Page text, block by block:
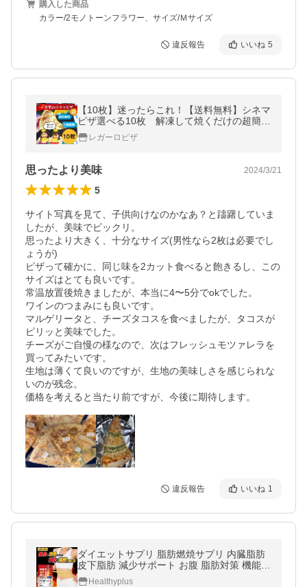
購入した商品
カラー/2モノトーンフラワー、サイズ/Ｍサイズ
違反報告 いいね 5
【10枚】迷ったらこれ！【送料無料】シネマ
ピザ選べる10枚 解凍して焼くだけの超簡単
おすすめpizza
レガーロピザ
思ったより美味 2024/3/21
5
サイト写真を見て、子供向けなのかなあ？と躊躇していま
したが、美味でビックリ。
思ったより大きく、十分なサイズ(男性なら2枚は必要でし
ょうが)
ピザって確かに、同じ味を2カット食べると飽きるし、この
サイズはとても良いです。
常温放置後焼きましたが、本当に4〜5分でokでした。
ワインのつまみにも良いです。
マルゲリータと、チーズタコスを食べましたが、タコスが
ピリッと美味でした。
チーズがご自慢の様なので、次はフレッシュモツァレラを
買ってみたいです。
生地は薄くて良いのですが、生地の美味しさを感じられな
いのが残念。
価格を考えると当たり前ですが、今後に期待します。
違反報告 いいね 1
ダイエットサプリ 脂肪燃焼サプリ 内臓脂肪
皮下脂肪 減少サポート お腹 脂肪対策 機能性
表示食品 ナイシボーンEX 30日分 爆買
Healthyplus